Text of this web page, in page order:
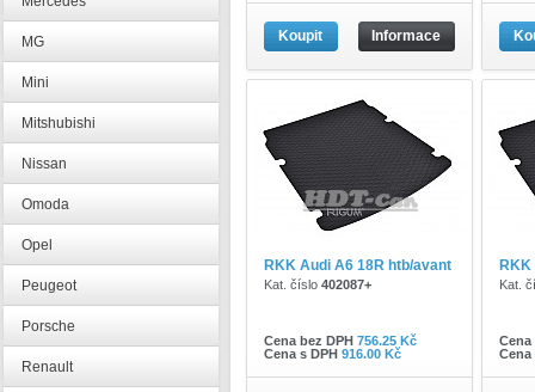
Koupit Informace
RKK Audi A6 18R htb/avant
Kat. číslo 402087+
Cena bez DPH 756.25 Kč
Cena s DPH 916.00 Kč
Kat.
MG
Mini
Mitshubishi
Nissan
Omoda
Opel
Peugeot
Porsche
Renault